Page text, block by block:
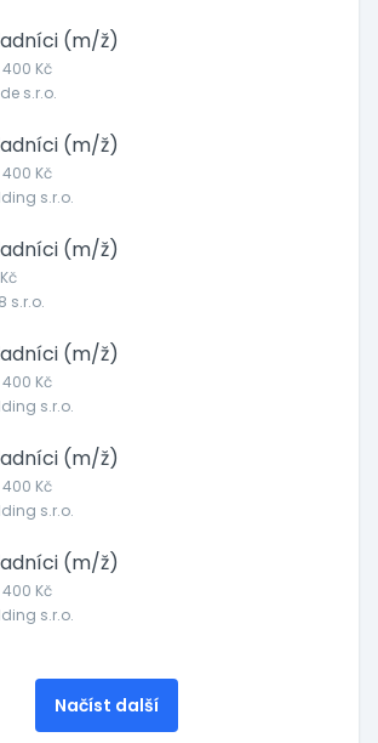
(m/ž)
400 Kč
s.r.o.
(m/ž)
400 Kč
s.r.o.
(m/ž)
s.r.o.
(m/ž)
400 Kč
s.r.o.
(m/ž)
400 Kč
s.r.o.
(m/ž)
400 Kč
s.r.o.
Načíst další